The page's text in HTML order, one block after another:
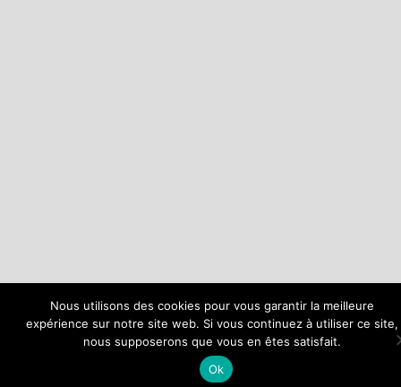
Nous utilisons des cookies pour vous garantir la meilleure
expérience sur notre site web. Si vous continuez à utiliser ce site,
nous supposerons que vous en êtes satisfait.
Ok